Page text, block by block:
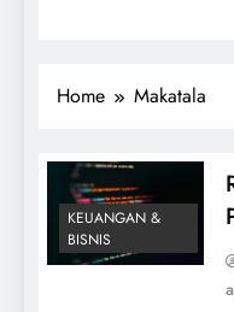
Home Makatala
KEUANGAN &
BISNIS